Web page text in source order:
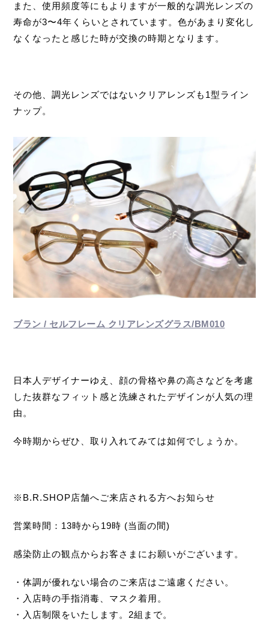
また、使用頻度等にもよりますが一般的な調光レンズの
寿命が3〜4年くらいとされています。色があまり変化し
なくなったと感じた時が交換の時期となります。
その他、調光レンズではないクリアレンズも1型ライン
ナップ。
ブラン / セルフレーム クリアレンズグラス/BM010
日本人デザイナーゆえ、顔の骨格や鼻の高さなどを考慮
した抜群なフィット感と洗練されたデザインが人気の理
由。
今時期からぜひ、取り入れてみては如何でしょうか。
※B.R.SHOP店舗へご来店される方へお知らせ
営業時間：13時から19時 (当面の間)
感染防止の観点からお客さまにお願いがございます。
・体調が優れない場合のご来店はご遠慮ください。
・入店時の手指消毒、マスク着用。
・入店制限をいたします。2組まで。